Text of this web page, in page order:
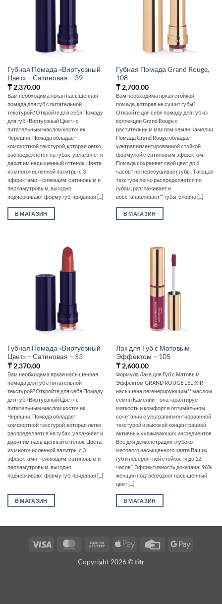
Губная Помада «Виртуозный
Цвет» – Cатиновая – 39
₸2,370.00
Вам необходима яркая насыщенная
помада для губ с питательной
текстурой? Откройте для себя Помаду
для губ «Виртуозный Цвет» с
питательным маслом косточек
Черешни. Помада обладает
комфортной текстурой, которая легко
распределяется на губах, увлажняет и
дарит им насыщенный оттенок. Цвета
из многочисленной палитры с 3
эффектами – сияющим, сатиновым и
перламутровым, выгодно
подчеркивают форму губ, придавая [...]
В МАГАЗИН
Губная Помада Grand Rouge,
108
₸2,700.00
Вам необходима яркая стойкая
помада, которая не сушит губы?
Откройте для себя помаду для губ из
коллекции Grand Rouge с
растительным маслом семян Камелии.
Помада Grand Rouge обладает
ультрапигментированной стойкой
формулой с сатиновым эффектом.
Помада сохраняет свой цвет до 6
часов*, не пересушивает губы. Тающая
текстура легко распределяется по
губам, разглаживает и
восстанавливает** губы, словно [...]
В МАГАЗИН
Губная Помада «Виртуозный
Цвет» – Cатиновая – 53
₸2,370.00
Вам необходима яркая насыщенная
помада для губ с питательной
текстурой? Откройте для себя Помаду
для губ «Виртуозный Цвет» с
питательным маслом косточек
Черешни. Помада обладает
комфортной текстурой, которая легко
распределяется на губах, увлажняет и
дарит им насыщенный оттенок. Цвета
из многочисленной палитры с 3
эффектами – сияющим, сатиновым и
перламутровым, выгодно
подчеркивают форму губ, придавая [...]
В МАГАЗИН
Лак для Губ с Матовым
Эффектом – 105
₸2,600.00
Формула Лака для Губ с Матовым
Эффектом GRAND ROUGE L’ELIXIR
насыщена регенерирующим** маслом
семян Камелии – она гарантирует
мягкость и комфорт в оптимальном
сочетании с ультрапигментированной
текстурой и высокой концентрацией
активных ухаживающих ингредиентов.
Все для демонстрации глубоко
матового насыщенного цвета Ваших
губ и невероятной стойкости до 12
часов*. Эффективность доказана: 96%
женщин подтверждают насыщенный
цвет [...]
В МАГАЗИН
Visa MasterCardCash
Delivery
Apple
Credit
Google
Copyright 2026 ©titr